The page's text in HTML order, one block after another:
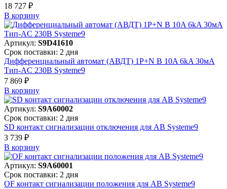
18 727 ₽
В корзинy
Артикул: S9D41610
Срок поставки: 2 дня
Дифференциальный автомат (АВДТ) 1P+N B 10A 6kA 30мА
Тип-AC 230В Systeme9
7 869 ₽
В корзинy
Артикул: S9A60002
Срок поставки: 2 дня
SD контакт сигнализации отключения для АВ Systeme9
3 739 ₽
В корзинy
Артикул: S9A60001
Срок поставки: 2 дня
OF контакт сигнализации положения для АВ Systeme9